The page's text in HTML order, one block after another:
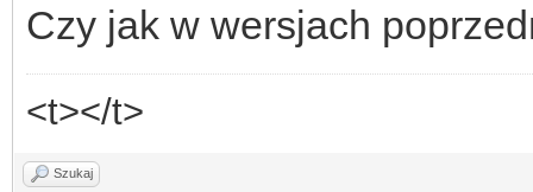
Czy jak w wersjach
<t></t>
Szukaj